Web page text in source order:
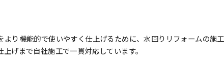
り機能的で使いやすく仕上げるために、水回りリフォームの施
げまで自社施工で一貫対応しています。